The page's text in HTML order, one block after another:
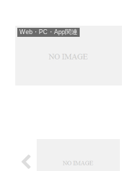
Web・PC・App関連